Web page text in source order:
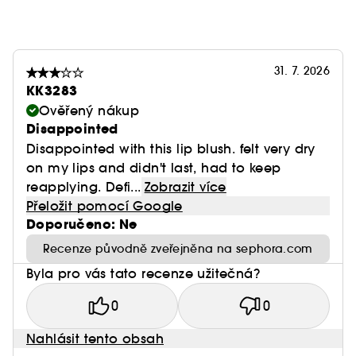
31. 7. 2026
KK3283
Ověřený nákup
Disappointed
Disappointed with this lip blush. felt very dry
on my lips and didn't last, had to keep
reapplying. Defi... Zobrazit více
Přeložit pomocí Google
Doporučeno: Ne
Recenze původně zveřejněna na sephora.com
Byla pro vás tato recenze užitečná?
0 0
Nahlásit tento obsah